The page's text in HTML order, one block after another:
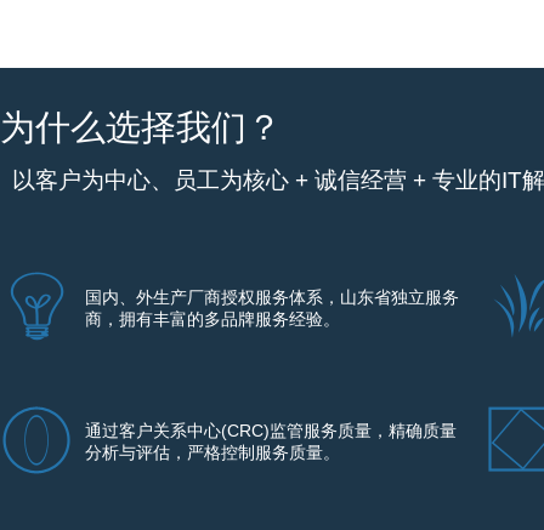
为什么选择我们？
以客户为中心、员工为核心 + 诚信经营 + 专业的IT
国内、外生产厂商授权服务体系，山东省独立服务
商，拥有丰富的多品牌服务经验。
通过客户关系中心(CRC)监管服务质量，精确质量
分析与评估，严格控制服务质量。